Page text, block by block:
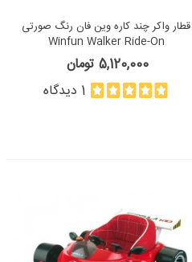
قطار واکر چند کاره وین فان رنگ صورتی
Winfun Walker Ride-On
5,120,000 تومان
1 دیدگاه